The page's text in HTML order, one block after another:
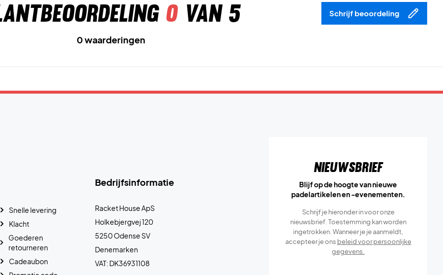
0van 5 Schrijf beoordeling
0 waarderingen
Bedrijfsinformatie
Racket House ApS
Holkebjergvej 120
5250 Odense SV
Denemarken
VAT: DK36931108
Snelle levering
Klacht
Goederen
retourneren
Cadeaubon
Nieuwsbrief
Blijf op de hoogte van nieuwe
padelartikelen en -evenementen.
Schrijf je hieronder in voor onze
nieuwsbrief. Toestemming kan worden
ingetrokken. Wanneer je je aanmeldt,
accepteer je ons beleid voor persoonlijke
gegevens.